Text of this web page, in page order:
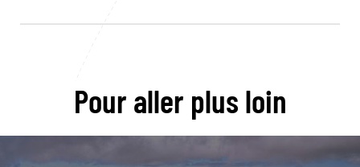
Pour aller plus loin